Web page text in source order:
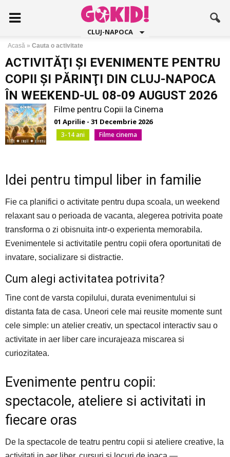
CLUJ-NAPOCA
Acasă » Cauta o activitate
ACTIVITĂŢI ŞI EVENIMENTE PENTRU
COPII ŞI PĂRINŢI DIN CLUJ-NAPOCA
ÎN WEEKEND-UL 08-09 AUGUST 2026
Filme pentru Copii la Cinema
01 Aprilie - 31 Decembrie 2026
3-14 ani Filme cinema
Idei pentru timpul liber in familie
Fie ca planifici o activitate pentru dupa scoala, un weekend
relaxant sau o perioada de vacanta, alegerea potrivita poate
transforma o zi obisnuita intr-o experienta memorabila.
Evenimentele si activitatile pentru copii ofera oportunitati de
invatare, socializare si distractie.
Cum alegi activitatea potrivita?
Tine cont de varsta copilului, durata evenimentului si
distanta fata de casa. Uneori cele mai reusite momente sunt
cele simple: un atelier creativ, un spectacol interactiv sau o
activitate in aer liber care incurajeaza miscarea si
curiozitatea.
Evenimente pentru copii:
spectacole, ateliere si activitati in
fiecare oras
De la spectacole de teatru pentru copii si ateliere creative, la